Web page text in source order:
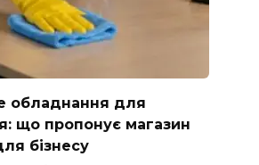
обладнання для
що пропонує магазин
бізнесу